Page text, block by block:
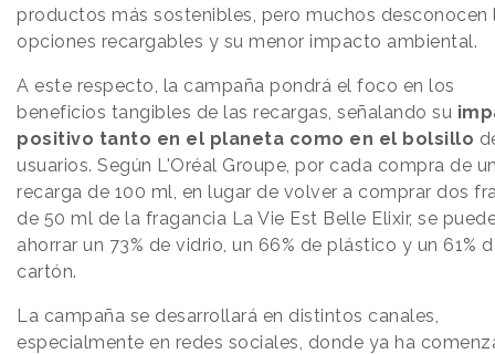
productos más sostenibles, pero muchos desconocen
opciones recargables y su menor impacto ambiental.
A este respecto, la campaña pondrá el foco en los
beneficios tangibles de las recargas, señalando su
positivo tanto en el planeta como en el bolsillo
usuarios. Según L'Oréal Groupe, por cada compra de
recarga de 100 ml, en lugar de volver a comprar dos
de 50 ml de la fragancia La Vie Est Belle Elixir, se
ahorrar un 73% de vidrio, un 66% de plástico y un 61%
cartón.
La campaña se desarrollará en distintos canales,
especialmente en redes sociales, donde ya ha